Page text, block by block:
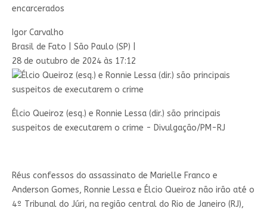
encarcerados
Igor Carvalho
Brasil de Fato | São Paulo (SP) |
28 de outubro de 2024 às 17:12
Élcio Queiroz (esq.) e Ronnie Lessa (dir.) são principais
suspeitos de executarem o crime - Divulgação/PM-RJ
Réus confessos do assassinato de Marielle Franco e
Anderson Gomes, Ronnie Lessa e Élcio Queiroz não irão até o
4º Tribunal do Júri, na região central do Rio de Janeiro (RJ),